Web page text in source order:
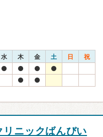
水 木 金 土 日 祝
ニックばんびい